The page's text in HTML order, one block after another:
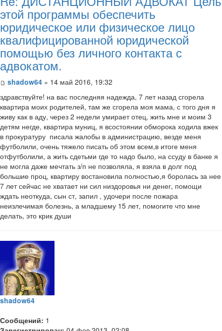
этой программы обеспечить
юридическое или физическое лицо
квалифицированной юридической
помощью без личного контакта с
адвокатом.
shadow64 » 14 май 2016, 19:32
здравствуйте! на вас последняя надежда, 7 лет назад сгорела
квартира моих родителей, там же сгорела моя мама, с того дня я
живу как в аду, через 2 недели умирает отец, жить мне и моим 3
детям негде, квартира муниц, я всостоянии обморока ходила вжек
в прокуратуру писала жалобы в администрацию, везде меня
футболили, очень тяжело писать об этом всем,в итоге меня
отфутболили, а жить сдетьми где то надо было, на ссуду в банке я
не могла даже мечтать з/п не позволяла, я взяла в долг под
большие проц, квартиру востановила полностью,я боролась за нее
7 лет сейчас не хватает ни сил низдоровья ни денег, помощи
ждать неоткуда, сын ст, запил , удочери после пожара
неизлечимая болезнь, а младшему 15 лет, помогите что мне
делать, это крик души
shadow64
Сообщений: 1